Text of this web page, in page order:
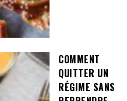
COMMENT
QUITTER UN
RÉGIME SANS